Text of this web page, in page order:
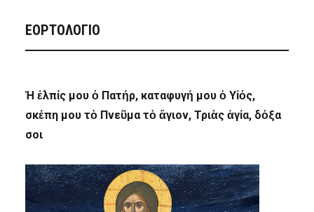
ΕΟΡΤΟΛΟΓΙΟ
Ἡ ἐλπίς μου ὁ Πατήρ, καταφυγή μου ὁ Υἱός,
σκέπη μου τὸ Πνεῦμα τὸ ἅγιον, Τριὰς ἁγία, δόξα
σοι